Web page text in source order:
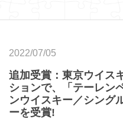
2022/07/05
追加受賞：東京ウイス
ションで、「テーレン
ンウイスキー／シン
ーを受賞!